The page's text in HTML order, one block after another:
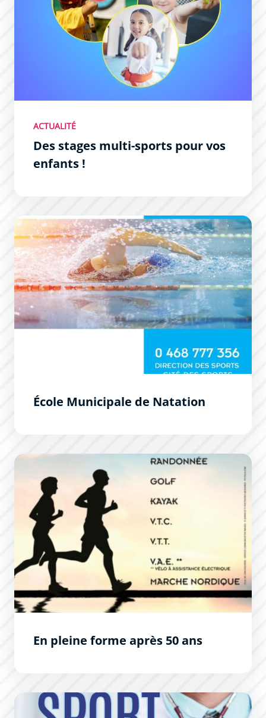
ACTUALITÉ
Des stages multi-sports pour vos
enfants !
École Municipale de Natation
École Municipale de Natation
En pleine forme après 50 ans
En pleine forme après 50 ans
Sport sur ordonnance